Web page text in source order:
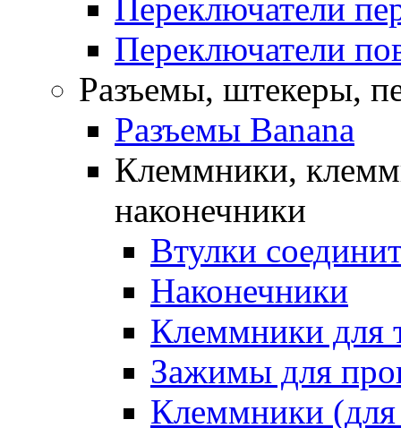
Переключатели
Переключатели
Разъемы, штекеры,
Разъемы Banana
Клеммники,
наконечники
Втулки
Наконечники
Клеммники для
Зажимы для
Клеммники (для